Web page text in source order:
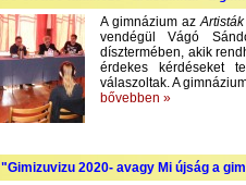
A gimnázium az
vendégül Vágó
dísztermében, akik
érdekes kérdéseket
válaszoltak. A
bővebben »
"Gimizuvizu 2020- avagy Mi újság a